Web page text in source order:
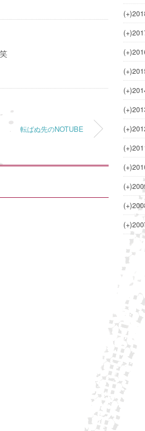
転ばぬ先のNOTUBE
(+)
(+)
(+)
(+)
(+)
(+)
(+)
(+)
(+)
(+)
(+)
(+)